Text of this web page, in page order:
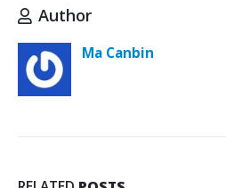
Author
Ma Canbin